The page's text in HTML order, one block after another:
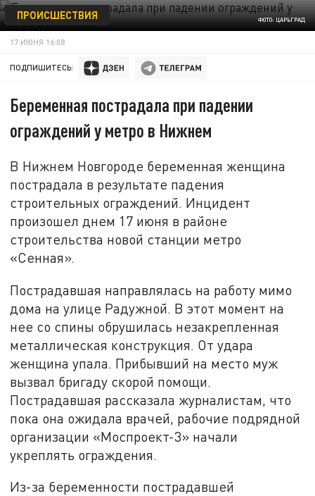
ФОТО: ЦАРЬГРАД
ПРОИСШЕСТВИЯ
17 ИЮНЯ 16:08
ПОДПИШИТЕСЬ:
Беременная пострадала при падении
ограждений у метро в Нижнем
В Нижнем Новгороде беременная женщина
пострадала в результате падения
строительных ограждений. Инцидент
произошел днем 17 июня в районе
строительства новой станции метро
«Сенная».
Пострадавшая направлялась на работу мимо
дома на улице Радужной. В этот момент на
нее со спины обрушилась незакрепленная
металлическая конструкция. От удара
женщина упала. Прибывший на место муж
вызвал бригаду скорой помощи.
Пострадавшая рассказала журналистам, что
пока она ожидала врачей, рабочие подрядной
организации «Моспроект-3» начали
укреплять ограждения.
Из-за беременности пострадавшей